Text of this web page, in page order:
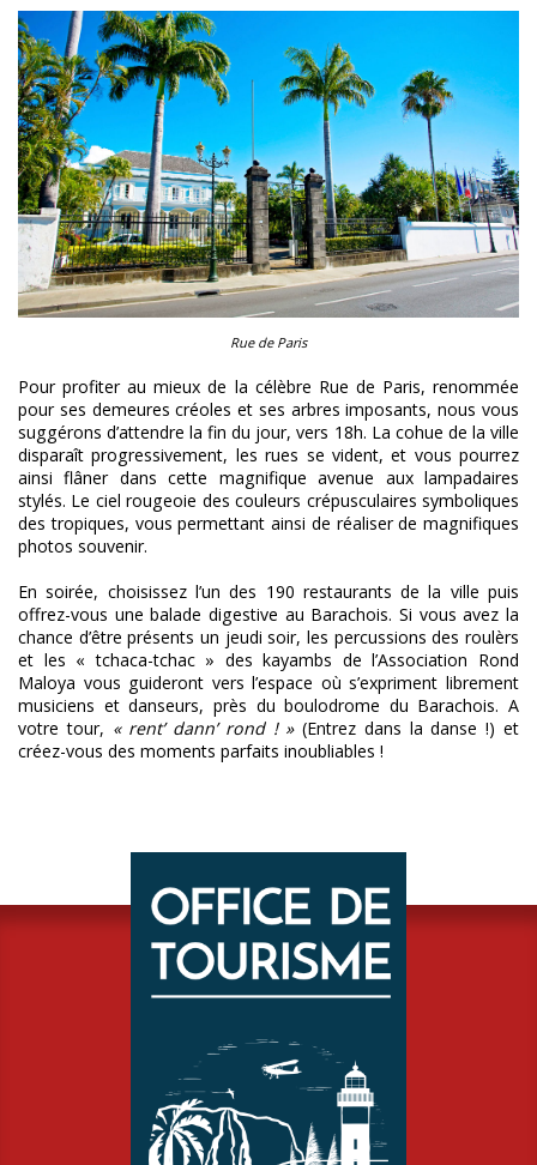
Rue de Paris
Pour profiter au mieux de la célèbre Rue de Paris, renommée
pour ses demeures créoles et ses arbres imposants, nous vous
suggérons d’attendre la fin du jour, vers 18h. La cohue de la ville
disparaît progressivement, les rues se vident, et vous pourrez
ainsi flâner dans cette magnifique avenue aux lampadaires
stylés. Le ciel rougeoie des couleurs crépusculaires symboliques
des tropiques, vous permettant ainsi de réaliser de magnifiques
photos souvenir.
En soirée, choisissez l’un des 190 restaurants de la ville puis
offrez-vous une balade digestive au Barachois. Si vous avez la
chance d’être présents un jeudi soir, les percussions des roulèrs
et les « tchaca-tchac » des kayambs de l’Association Rond
Maloya vous guideront vers l’espace où s’expriment librement
musiciens et danseurs, près du boulodrome du Barachois. A
votre tour, « rent’ dann’ rond ! »(Entrez dans la danse !) et
créez-vous des moments parfaits inoubliables !